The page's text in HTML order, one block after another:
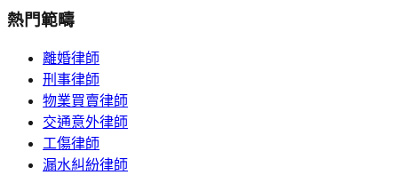
熱門範疇
離婚律師
刑事律師
物業買賣律師
交通意外律師
工傷律師
漏水糾紛律師